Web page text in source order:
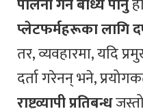
प्लेटफर्महरूका लागि
तर, व्यवहारमा, यदि
दर्ता गरेनन् भने,
राष्ट्रव्यापी प्रतिबन्ध